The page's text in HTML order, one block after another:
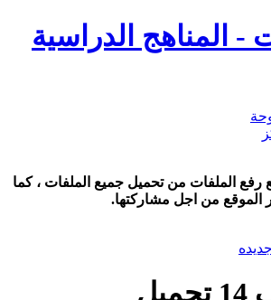
- المناهج الدراسية
الملفات من تحميل جميع الملفات ، كما
الموقع من اجل مشاركتها.